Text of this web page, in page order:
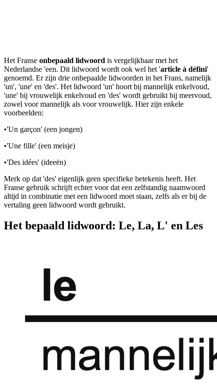
Het Franse onbepaald lidwoord is vergelijkbaar met het
Nederlandse 'een. Dit lidwoord wordt ook wel het 'article à défini'
genoemd. Er zijn drie onbepaalde lidwoorden in het Frans, namelijk
'un', 'une' en 'des'. Het lidwoord 'un' hoort bij mannelijk enkelvoud,
'une' bij vrouwelijk enkelvoud en 'des' wordt gebruikt bij meervoud,
zowel voor mannelijk als voor vrouwelijk. Hier zijn enkele
voorbeelden:
•'Un garçon' (een jongen)
•'Une fille' (een meisje)
•'Des idées' (ideeën)
Merk op dat 'des' eigenlijk geen specifieke betekenis heeft. Het
Franse gebruik schrijft echter voor dat een zelfstandig naamwoord
altijd in combinatie met een lidwoord moet staan, zelfs als er bij de
vertaling geen lidwoord wordt gebruikt.
Het bepaald lidwoord: Le, La, L' en Les